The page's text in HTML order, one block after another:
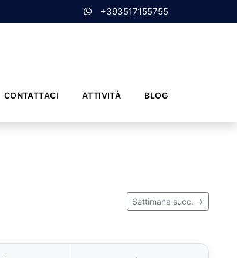
+393517155755
CONTATTACI ATTIVITÀ BLOG
Settimana succ. →